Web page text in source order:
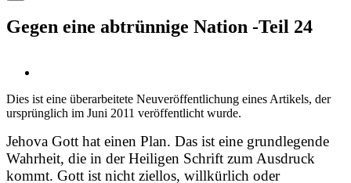
Gegen eine abtrünnige Nation -Teil 24
Image
Dies ist eine überarbeitete Neuveröffentlichung eines Artikels, der
ursprünglich im Juni 2011 veröffentlicht wurde.
Jehova Gott hat einen Plan. Das ist eine grundlegende
Wahrheit, die in der Heiligen Schrift zum Ausdruck
kommt. Gott ist nicht ziellos, willkürlich oder